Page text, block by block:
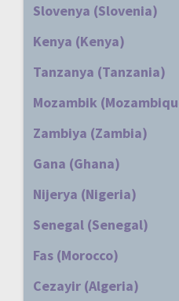
Slovenya (Slovenia)
Kenya (Kenya)
Tanzanya (Tanzania)
Mozambik
Zambiya (Zambia)
Gana (Ghana)
Nijerya (Nigeria)
Senegal (Senegal)
Fas (Morocco)
Cezayir (Algeria)